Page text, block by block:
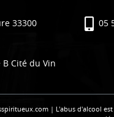
33300
B Cité du Vin
05
| L'abus d'alcool